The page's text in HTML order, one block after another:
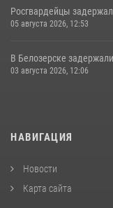
Росгвардейцы
05 августа 2026, 12:53
В Белозерске
03 августа 2026, 12:06
НАВИГАЦИЯ
Новости
Карта сайта